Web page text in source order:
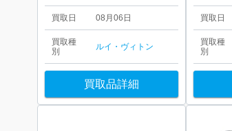
買取日 08月06日
買取種
別
ルイ・ヴィトン
買取品詳細
買取日
買取種
別